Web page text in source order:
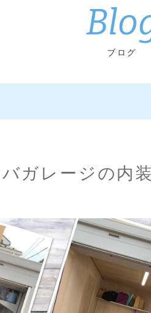
ブログ
バガレージの内